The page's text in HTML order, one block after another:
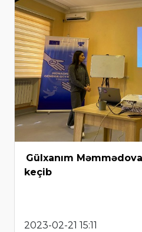
Gülxanım
keçib
2023-02-21 15:11